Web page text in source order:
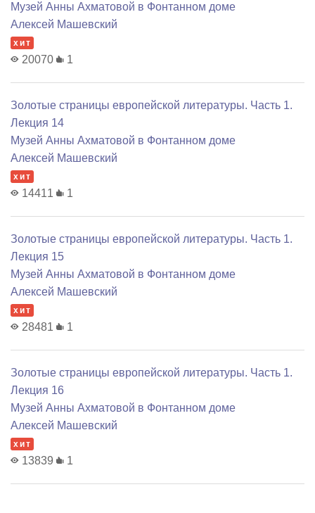
Музей Анны Ахматовой в Фонтанном доме
Алексей Машевский
хит
20070 1
Золотые страницы европейской литературы. Часть 1.
Лекция 14
Музей Анны Ахматовой в Фонтанном доме
Алексей Машевский
хит
14411 1
Золотые страницы европейской литературы. Часть 1.
Лекция 15
Музей Анны Ахматовой в Фонтанном доме
Алексей Машевский
хит
28481 1
Золотые страницы европейской литературы. Часть 1.
Лекция 16
Музей Анны Ахматовой в Фонтанном доме
Алексей Машевский
хит
13839 1